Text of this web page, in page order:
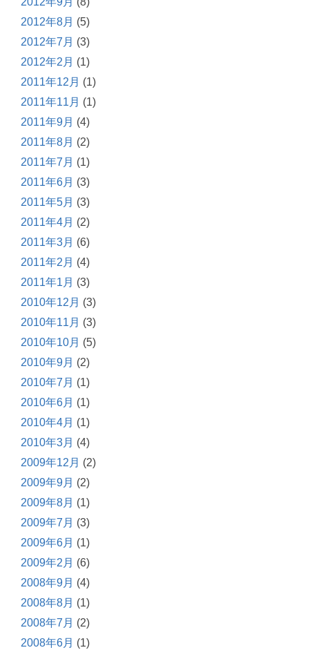
2012年8月 (5)
2012年7月 (3)
2012年2月 (1)
2011年12月 (1)
2011年11月 (1)
2011年9月 (4)
2011年8月 (2)
2011年7月 (1)
2011年6月 (3)
2011年5月 (3)
2011年4月 (2)
2011年3月 (6)
2011年2月 (4)
2011年1月 (3)
2010年12月 (3)
2010年11月 (3)
2010年10月 (5)
2010年9月 (2)
2010年7月 (1)
2010年6月 (1)
2010年4月 (1)
2010年3月 (4)
2009年12月 (2)
2009年9月 (2)
2009年8月 (1)
2009年7月 (3)
2009年6月 (1)
2009年2月 (6)
2008年9月 (4)
2008年8月 (1)
2008年7月 (2)
2008年6月 (1)